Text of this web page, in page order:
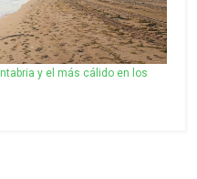
y el más cálido en los